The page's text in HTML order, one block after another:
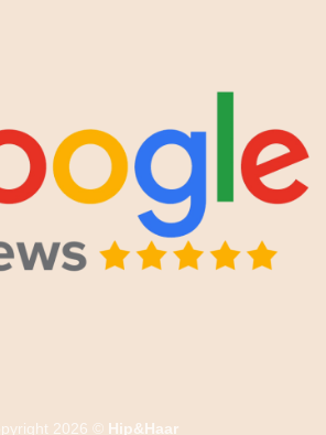
2026 © Hip&Haar